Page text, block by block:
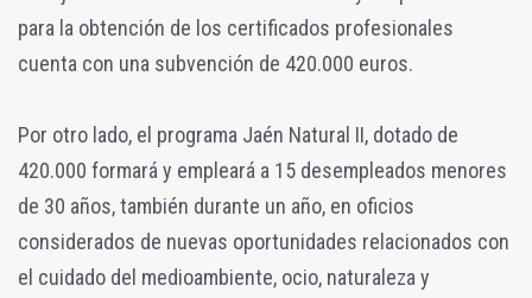
para la obtención de los certificados profesionales
cuenta con una subvención de 420.000 euros.
Por otro lado, el programa Jaén Natural II, dotado de
420.000 formará y empleará a 15 desempleados menores
de 30 años, también durante un año, en oficios
considerados de nuevas oportunidades relacionados con
el cuidado del medioambiente, ocio, naturaleza y